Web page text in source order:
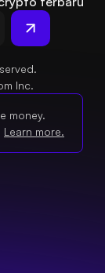
Inc.
money.
Learn more.